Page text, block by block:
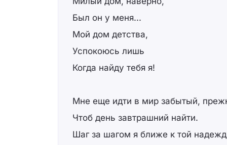
Был он у меня...
Мой дом детства,
Успокоюсь лишь
Когда найду тебя я!
Мне еще идти в мир забытый,
Чтоб день завтрашний найти.
Шаг за шагом я ближе к той